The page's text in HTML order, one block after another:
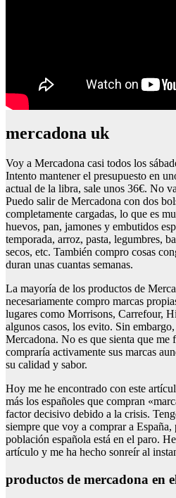
mercadona uk
Voy a Mercadona casi todos los
Intento mantener el presupuesto en
actual de la libra, sale unos 36€. No
Puedo salir de Mercadona con dos
completamente cargadas, lo que es
huevos, pan, jamones y embutidos
temporada, arroz, pasta, legumbres,
secos, etc. También compro cosas
duran unas cuantas semanas.
La mayoría de los productos de
necesariamente compro marcas
lugares como Morrisons, Carrefour,
algunos casos, los evito. Sin
Mercadona. No es que sienta que me
compraría activamente sus marcas
su calidad y sabor.
Hoy me he encontrado con este
más los españoles que compran
factor decisivo debido a la crisis.
siempre que voy a comprar a
población española está en el paro.
artículo y me ha hecho sonreír al
productos de mercadona en